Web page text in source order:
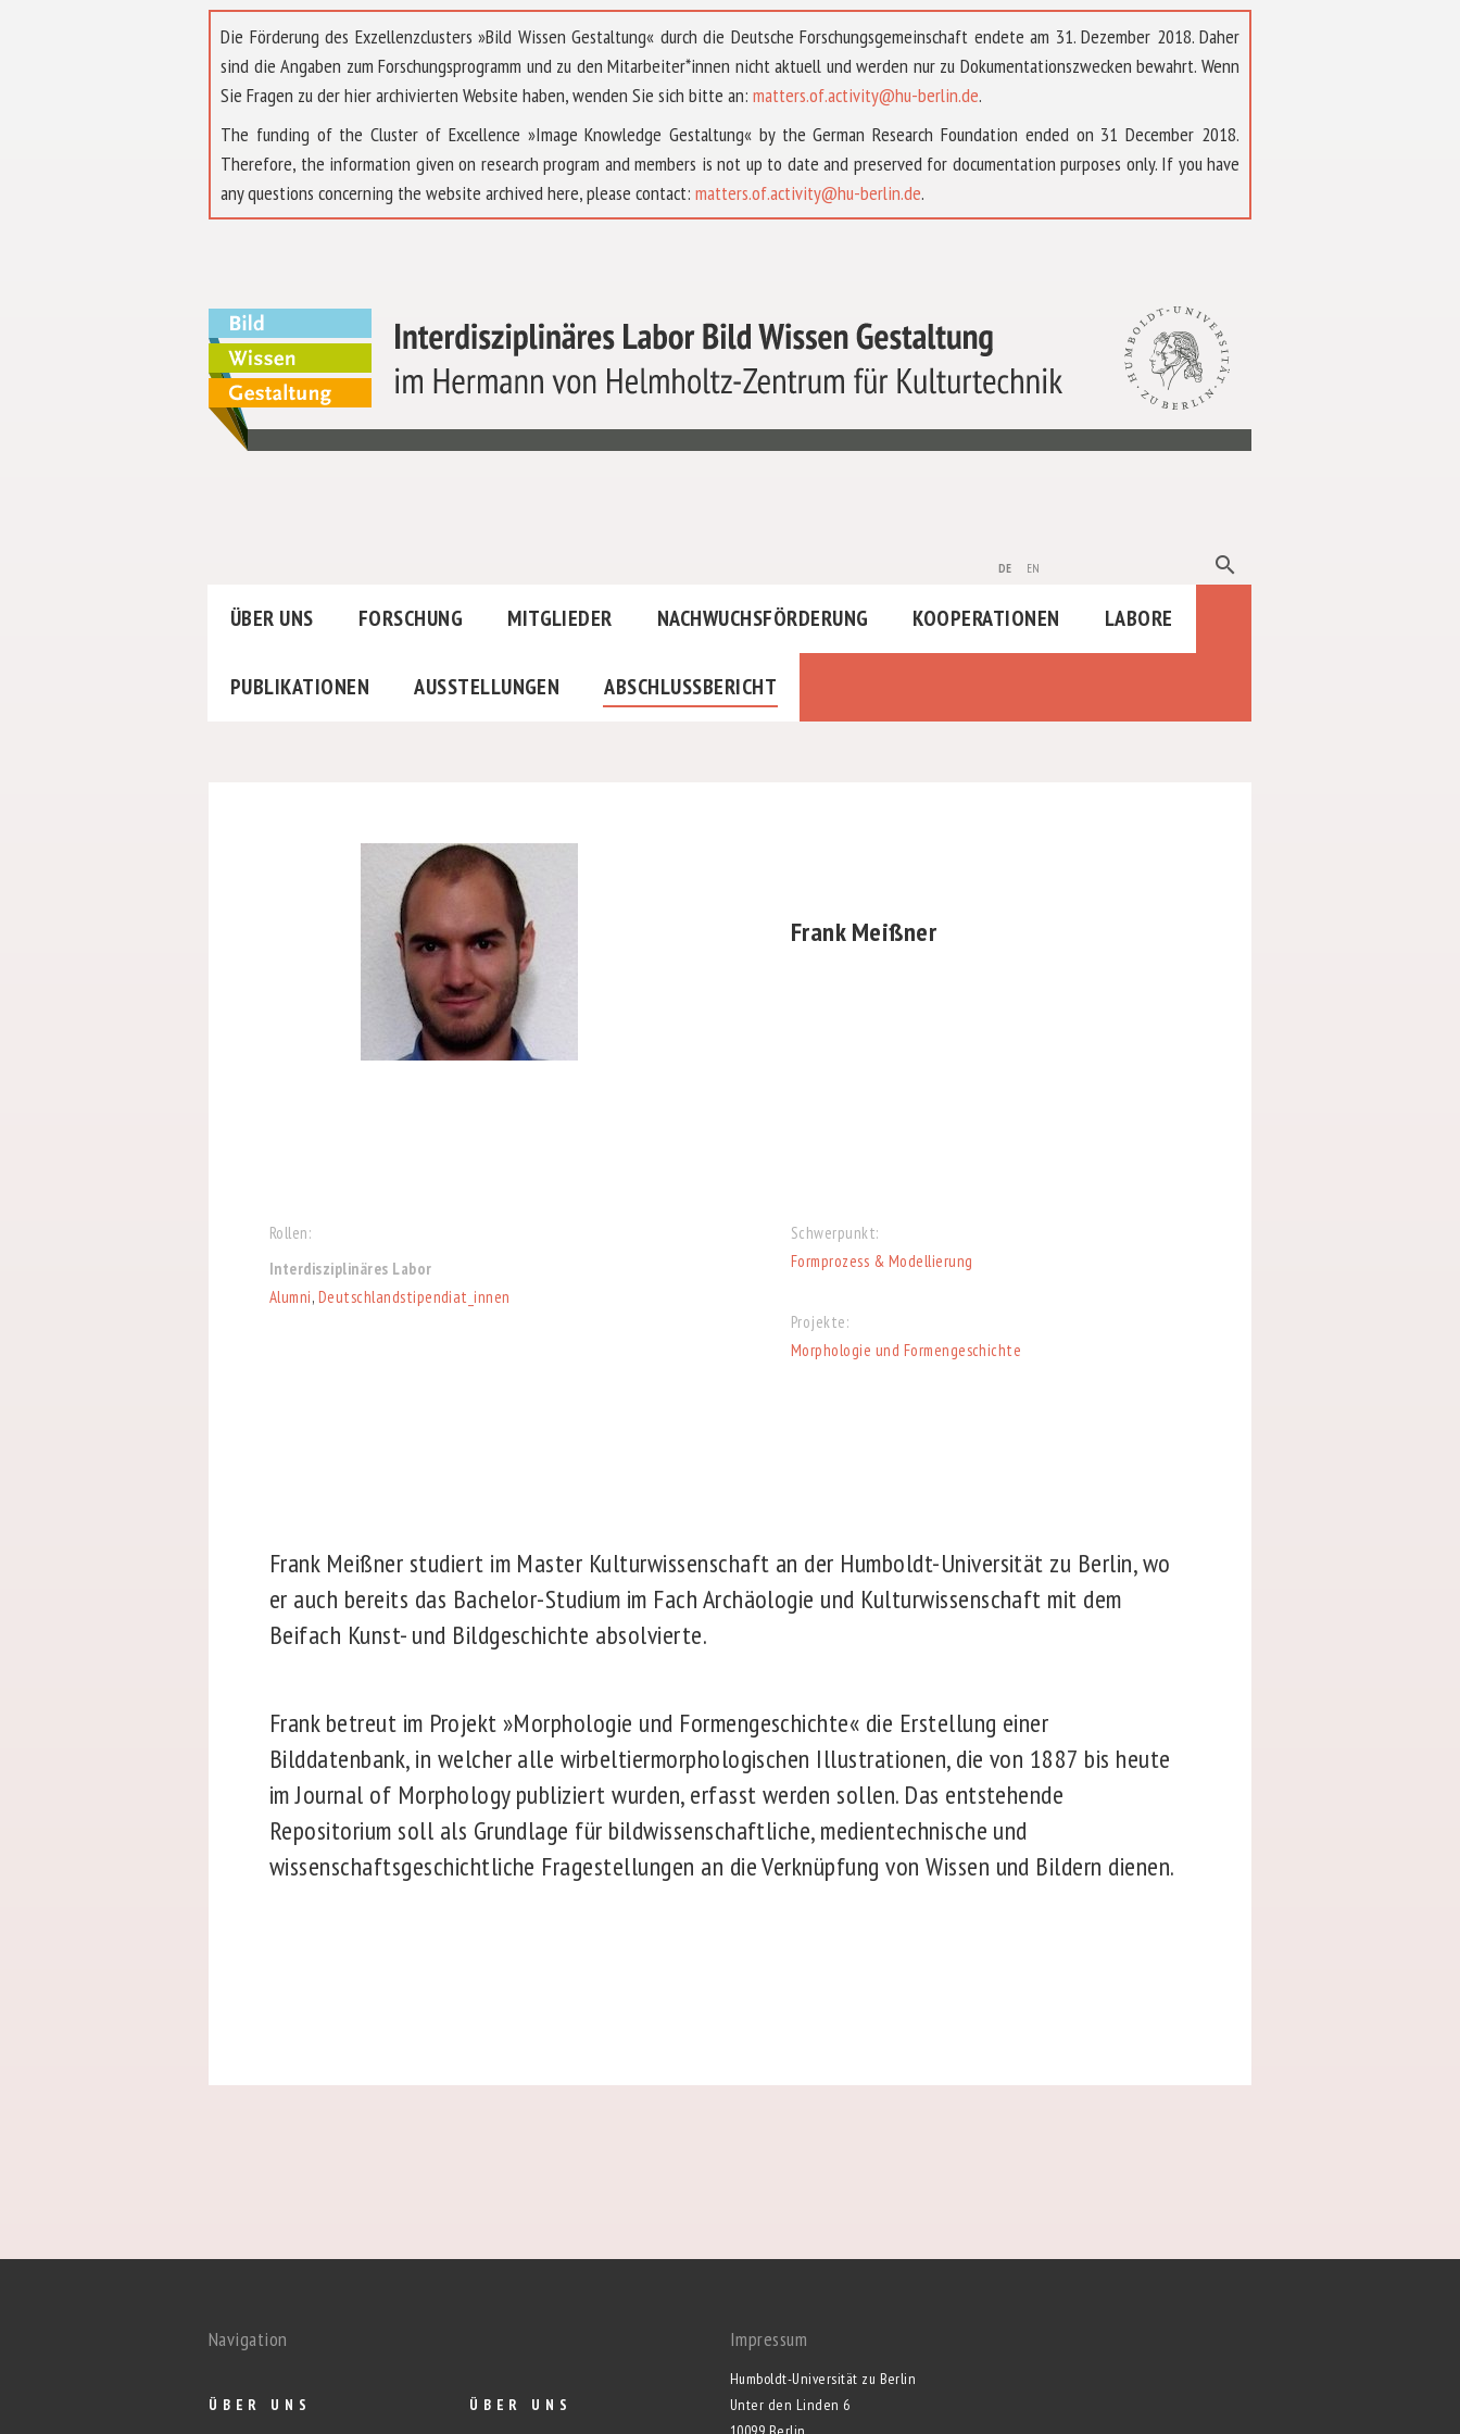
Die Förderung des Exzellenzclusters »Bild Wissen Gestaltung« durch die Deutsche Forschungsgemeinschaft endete am 31. Dezember 2018. Daher
sind die Angaben zum Forschungsprogramm und zu den Mitarbeiter*innen nicht aktuell und werden nur zu Dokumentationszwecken bewahrt. Wenn
Sie Fragen zu der hier archivierten Website haben, wenden Sie sich bitte an: matters.of.activity@hu-berlin.de.
The funding of the Cluster of Excellence »Image Knowledge Gestaltung« by the German Research Foundation ended on 31 December 2018.
Therefore, the information given on research program and members is not up to date and preserved for documentation purposes only. If you have
any questions concerning the website archived here, please contact: matters.of.activity@hu-berlin.de.
de en search
ÜBER UNS FORSCHUNG MITGLIEDER NACHWUCHSFÖRDERUNG KOOPERATIONEN LABORE
PUBLIKATIONEN AUSSTELLUNGEN ABSCHLUSSBERICHT
Frank Meißner
Rollen:
Interdisziplinäres Labor
Alumni, Deutschlandstipendiat_innen
Schwerpunkt:
Formprozess & Modellierung
Projekte:
Morphologie und Formengeschichte
Frank Meißner studiert im Master Kulturwissenschaft an der Humboldt-Universität zu Berlin, wo
er auch bereits das Bachelor-Studium im Fach Archäologie und Kulturwissenschaft mit dem
Beifach Kunst- und Bildgeschichte absolvierte.
Frank betreut im Projekt »Morphologie und Formengeschichte« die Erstellung einer
Bilddatenbank, in welcher alle wirbeltiermorphologischen Illustrationen, die von 1887 bis heute
im Journal of Morphology publiziert wurden, erfasst werden sollen. Das entstehende
Repositorium soll als Grundlage für bildwissenschaftliche, medientechnische und
wissenschaftsgeschichtliche Fragestellungen an die Verknüpfung von Wissen und Bildern dienen.
Navigation
ÜBER UNS ÜBER UNS
Impressum
Humboldt-Universität zu Berlin
Unter den Linden 6